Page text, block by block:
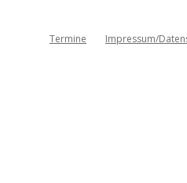
Termine Impressum/